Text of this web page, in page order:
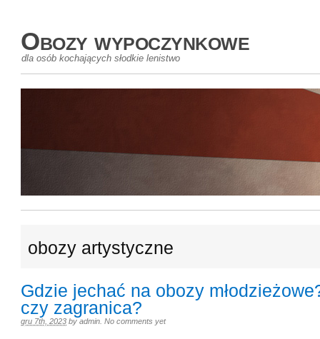
Obozy wypoczynkowe
dla osób kochających słodkie lenistwo
obozy artystyczne
Gdzie jechać na obozy
czy zagranica?
gru 7th, 2023 by admin No comments yet